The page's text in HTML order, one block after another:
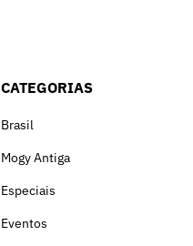
CATEGORIAS
Brasil
Mogy Antiga
Especiais
Eventos